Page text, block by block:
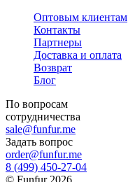
Оптовым клиентам
Контакты
Партнеры
Доставка и оплата
Возврат
Блог
По вопросам
сотрудничества
sale@funfur.me
Задать вопрос
order@funfur.me
8 (499) 450-27-04
© Funfur 2026